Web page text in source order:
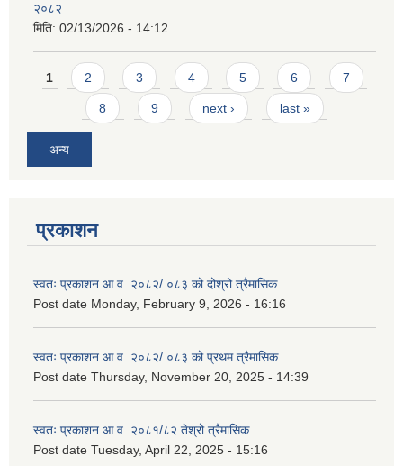
२०८२
मिति: 02/13/2026 - 14:12
Pages
1 2 3 4 5 6 7
8 9 next › last »
अन्य
प्रकाशन
स्वतः प्रकाशन आ.व. २०८२/ ०८३ को दोश्रो त्रैमासिक
Post date Monday, February 9, 2026 - 16:16
स्वतः प्रकाशन आ.व. २०८२/ ०८३ को प्रथम त्रैमासिक
Post date Thursday, November 20, 2025 - 14:39
स्वतः प्रकाशन आ.व. २०८१/८२ तेश्रो त्रैमासिक
Post date Tuesday, April 22, 2025 - 15:16